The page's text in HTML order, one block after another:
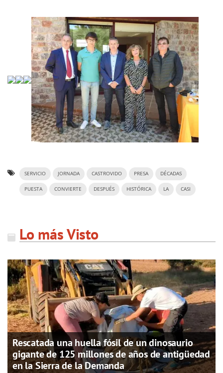
SERVICIO JORNADA CASTROVIDO PRESA DÉCADAS
PUESTA CONVIERTE DESPUÉS HISTÓRICA LA CASI
Lo más Visto
Rescatada una huella fósil de un dinosaurio
gigante de 125 millones de años de antigüedad
en la Sierra de la Demanda